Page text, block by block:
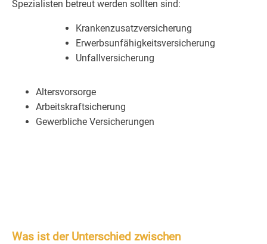
Spezialisten betreut werden sollten sind:
Krankenzusatzversicherung
Erwerbsunfähigkeitsversicherung
Unfallversicherung
Altersvorsorge
Arbeitskraftsicherung
Gewerbliche Versicherungen
Was ist der Unterschied zwischen